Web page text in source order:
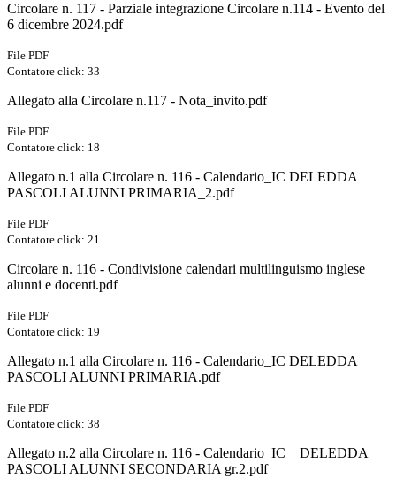
Circolare n. 117 - Parziale integrazione Circolare n.114 - Evento del
6 dicembre 2024.pdf
File PDF
Contatore click: 33
Allegato alla Circolare n.117 - Nota_invito.pdf
File PDF
Contatore click: 18
Allegato n.1 alla Circolare n. 116 - Calendario_IC DELEDDA
PASCOLI ALUNNI PRIMARIA_2.pdf
File PDF
Contatore click: 21
Circolare n. 116 - Condivisione calendari multilinguismo inglese
alunni e docenti.pdf
File PDF
Contatore click: 19
Allegato n.1 alla Circolare n. 116 - Calendario_IC DELEDDA
PASCOLI ALUNNI PRIMARIA.pdf
File PDF
Contatore click: 38
Allegato n.2 alla Circolare n. 116 - Calendario_IC _ DELEDDA
PASCOLI ALUNNI SECONDARIA gr.2.pdf